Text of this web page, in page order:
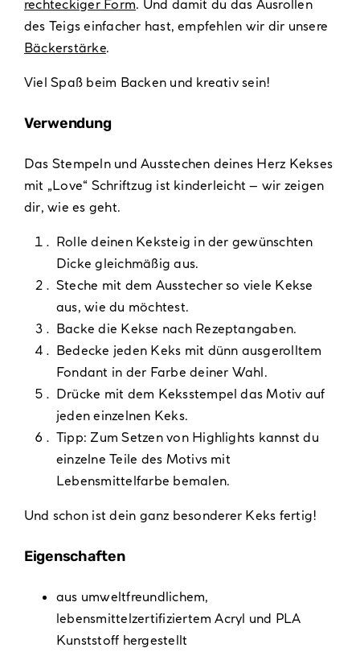
rechteckiger Form. Und damit du das Ausrollen
des Teigs einfacher hast, empfehlen wir dir unsere
Bäckerstärke.
Viel Spaß beim Backen und kreativ sein!
Verwendung
Das Stempeln und Ausstechen deines Herz Kekses
mit „Love“ Schriftzug ist kinderleicht – wir zeigen
dir, wie es geht.
Rolle deinen Keksteig in der gewünschten
Dicke gleichmäßig aus.
Steche mit dem Ausstecher so viele Kekse
aus, wie du möchtest.
Backe die Kekse nach Rezeptangaben.
Bedecke jeden Keks mit dünn ausgerolltem
Fondant in der Farbe deiner Wahl.
Drücke mit dem Keksstempel das Motiv auf
jeden einzelnen Keks.
Tipp: Zum Setzen von Highlights kannst du
einzelne Teile des Motivs mit
Lebensmittelfarbe bemalen.
Und schon ist dein ganz besonderer Keks fertig!
Eigenschaften
aus umweltfreundlichem,
lebensmittelzertifiziertem Acryl und PLA
Kunststoff hergestellt